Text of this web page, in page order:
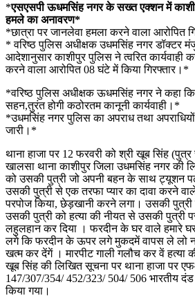
*एसएसपी ऊधमसिंह नगर के सख्त एक्शन में
हमले का अनावरण*
*छात्रा पर जानलेवा हमला करने वाला आरोपित
* वरिष्ठ पुलिस अधीक्षक उधमसिंह नगर डॉक्टर
आदेशानुसार काशीपुर पुलिस ने त्वरित कार्यवाही
करने वाला आरोपित 08 घंटे में किया गिरफ्तार।*
*वरिष्ठ पुलिस अधीक्षक ऊधमसिंह नगर ने कहा
सहन,तुरंत होगी कठोरतम कानूनी कार्यवाही।*
*उधमसिंह नगर पुलिस का अपराध तथा अपराधियों
जारी।*
थाना हाजा पर 12 फरवरी को श्री खूब सिंह (पुत्र
खालसा थाना काशीपुर जिला उधमसिंह नगर की
को उसकी पुत्री जो अपनी बहन के साथ ट्यूशन
उसकी पुत्री से एक तरफा प्यार का दावा करने
परपोज किया, छेड़खानी करने लगा। उसकी
उसकी पुत्री को हत्या की नीयत से उसकी पुत्री
लहुलहान कर दिया । फरदीन के घर वाले हमारे
लगे कि फरदीन के ऊपर लगे मुकदमें वापस ले लो
खत्म कर देंगें । मारपीट गाली गलौच कर वें
खूब सिंह की लिखित सूचना पर थाना हाजा पर
147/307/354/ 452/323/ 504/ 506 भारतीय
किया गया।